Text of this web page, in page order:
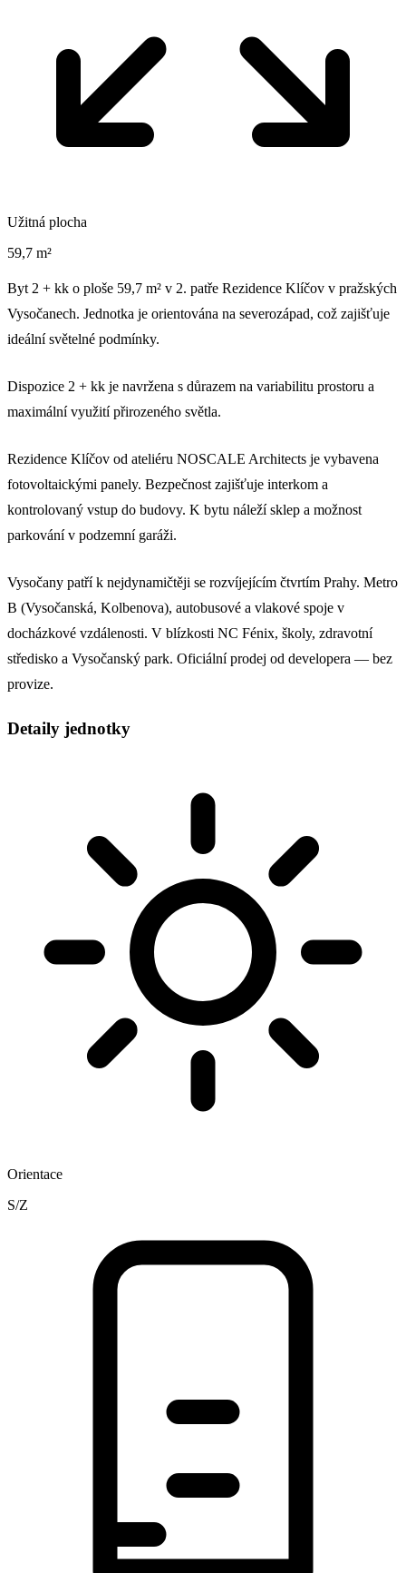
Užitná plocha
59,7 m²
Byt 2 + kk o ploše 59,7 m² v 2. patře Rezidence Klíčov v pražských
Vysočanech. Jednotka je orientována na severozápad, což zajišťuje
ideální světelné podmínky.
Dispozice 2 + kk je navržena s důrazem na variabilitu prostoru a
maximální využití přirozeného světla.
Rezidence Klíčov od ateliéru NOSCALE Architects je vybavena
fotovoltaickými panely. Bezpečnost zajišťuje interkom a
kontrolovaný vstup do budovy. K bytu náleží sklep a možnost
parkování v podzemní garáži.
Vysočany patří k nejdynamičtěji se rozvíjejícím čtvrtím Prahy. Metro
B (Vysočanská, Kolbenova), autobusové a vlakové spoje v
docházkové vzdálenosti. V blízkosti NC Fénix, školy, zdravotní
středisko a Vysočanský park. Oficiální prodej od developera — bez
provize.
Detaily jednotky
Orientace
S/Z